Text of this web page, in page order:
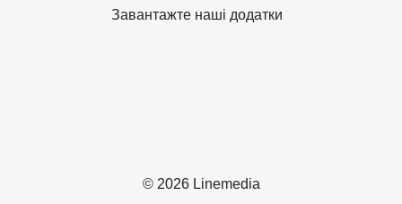
© 2026 Linemedia
Завантажте наші додатки